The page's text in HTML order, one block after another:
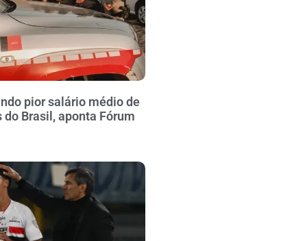
pior salário médio de
Brasil, aponta Fórum